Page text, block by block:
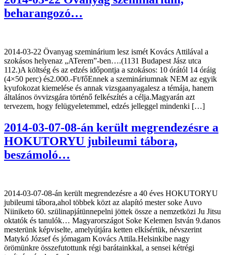
beharangozó…
2014-03-22 Övanyag szeminárium lesz ismét Kovács Attilával a
szokásos helyenaz „ATerem”-ben….(1131 Budapest Jász utca
112.)A költség és az edzés időpontja a szokásos: 10 órától 14 óráig
(4×50 perc) és2.000.-Ft/főEnnek a szemináriumnak NEM az egyik
kyufokozat kiemelése és annak vizsgaanyagalesz a témája, hanem
általános övvizsgára történő felkészítés a célja.Magyarán azt
tervezem, hogy felügyeletemmel, edzés jelleggel mindenki […]
2014-03-07-08-án került megrendezésre a
HOKUTORYU jubileumi tábora,
beszámoló…
2014-03-07-08-án került megrendezésre a 40 éves HOKUTORYU
jubileumi tábora,ahol többek közt az alapító mester soke Auvo
Niiniketo 60. szülinapjátünnepelni jöttek össze a nemzetközi Ju Jitsu
oktatók és tanulók… Magyarországot Soke Kelemen István 9.danos
mesterünk képviselte, amelyútjára ketten elkísértük, névszerint
Matykó József és jómagam Kovács Attila.Helsinkibe nagy
örömünkre összefutottunk régi barátainkkal, a sensei kétrégi